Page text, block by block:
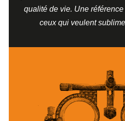
qualité de vie. Une
ceux qui veulent